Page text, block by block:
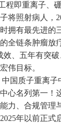
程即重离子、
将照射病人，
拥有最先进的
全链条肿瘤放
、五年有突破
伟目标。
中国质子重离
心名列第一！
力、合规管理
年以前正式